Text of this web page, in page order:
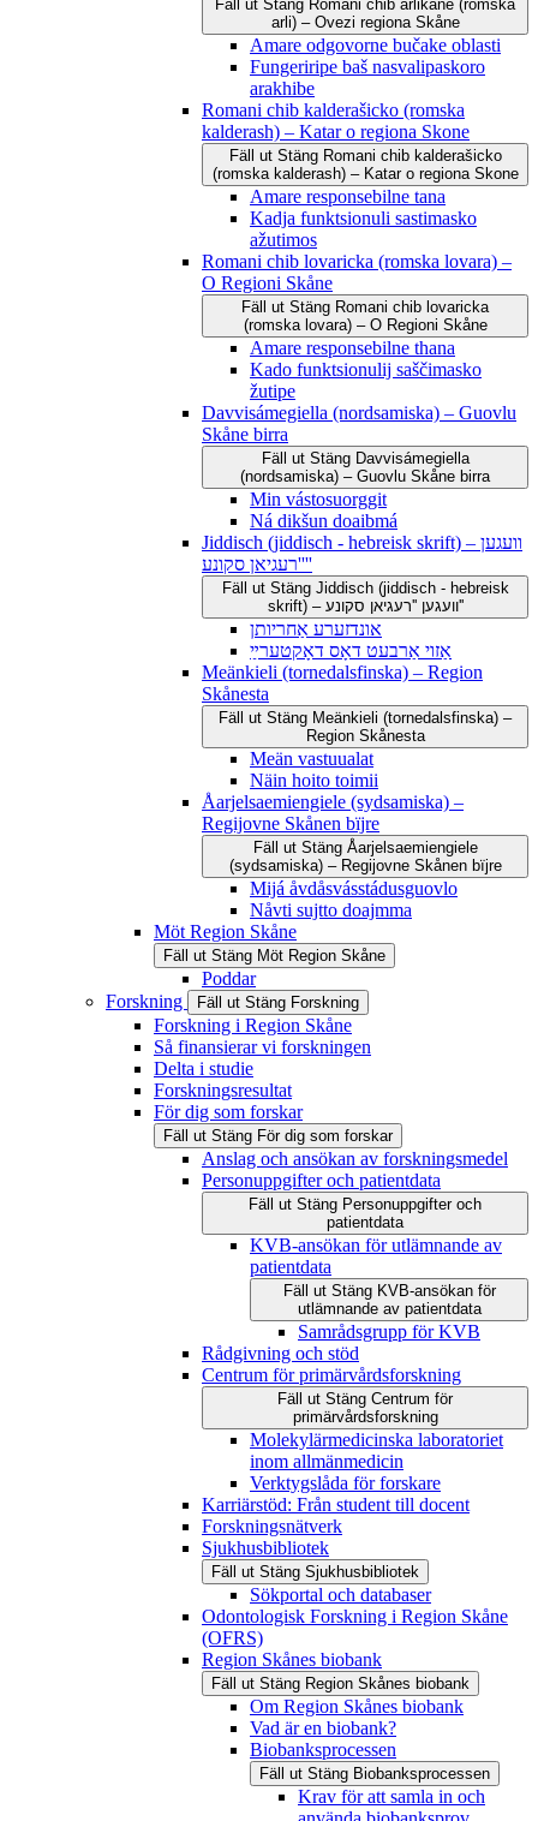
Fäll ut Stäng Romani čhib arlikane (romska
arli) – Ovezi regiona Skåne
Amare odgovorne bučake oblasti
Fungeriripe baš nasvalipaskoro
arakhibe
Romani chib kalderašicko (romska
kalderash) – Katar o regiona Skone
Fäll ut Stäng Romani chib kalderašicko
(romska kalderash) – Katar o regiona Skone
Amare responsebilne tana
Kadja funktsionuli sastimasko
ažutimos
Romani chib lovaricka (romska lovara) –
O Regioni Skåne
Fäll ut Stäng Romani chib lovaricka
(romska lovara) – O Regioni Skåne
Amare responsebilne thana
Kado funktsionulij saščimasko
žutipe
Davvisámegiella (nordsamiska) – Guovlu
Skåne birra
Fäll ut Stäng Davvisámegiella
(nordsamiska) – Guovlu Skåne birra
Min vástosuorggit
Ná dikšun doaibmá
Jiddisch (jiddisch - hebreisk skrift) – וועגען
''רעגיאן סקונע''
Fäll ut Stäng Jiddisch (jiddisch - hebreisk
skrift) – וועגען ''רעגיאן סקונע''
אונדזערע אַחריותן
אַזוי אַרבעט דאָס דאָקטערײַ
Meänkieli (tornedalsfinska) – Region
Skånesta
Fäll ut Stäng Meänkieli (tornedalsfinska) –
Region Skånesta
Meän vastuualat
Näin hoito toimii
Åarjelsaemiengiele (sydsamiska) –
Regijovne Skånen bïjre
Fäll ut Stäng Åarjelsaemiengiele
(sydsamiska) – Regijovne Skånen bïjre
Mijá åvdåsvásstádusguovlo
Nåvti sujtto doajmma
Möt Region Skåne
Fäll ut Stäng Möt Region Skåne
Poddar
Forskning
Fäll ut Stäng Forskning
Forskning i Region Skåne
Så finansierar vi forskningen
Delta i studie
Forskningsresultat
För dig som forskar
Fäll ut Stäng För dig som forskar
Anslag och ansökan av forskningsmedel
Personuppgifter och patientdata
Fäll ut Stäng Personuppgifter och
patientdata
KVB-ansökan för utlämnande av
patientdata
Fäll ut Stäng KVB-ansökan för
utlämnande av patientdata
Samrådsgrupp för KVB
Rådgivning och stöd
Centrum för primärvårdsforskning
Fäll ut Stäng Centrum för
primärvårdsforskning
Molekylärmedicinska laboratoriet
inom allmänmedicin
Verktygslåda för forskare
Karriärstöd: Från student till docent
Forskningsnätverk
Sjukhusbibliotek
Fäll ut Stäng Sjukhusbibliotek
Sökportal och databaser
Odontologisk Forskning i Region Skåne
(OFRS)
Region Skånes biobank
Fäll ut Stäng Region Skånes biobank
Om Region Skånes biobank
Vad är en biobank?
Biobanksprocessen
Fäll ut Stäng Biobanksprocessen
Krav för att samla in och